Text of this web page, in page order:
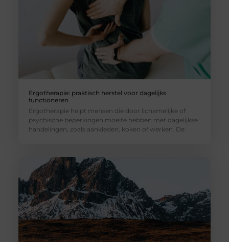
Ergotherapie: praktisch herstel voor dagelijks
functioneren
Ergotherapie helpt mensen die door lichamelijke of
psychische beperkingen moeite hebben met dagelijkse
handelingen, zoals aankleden, koken of werken. De